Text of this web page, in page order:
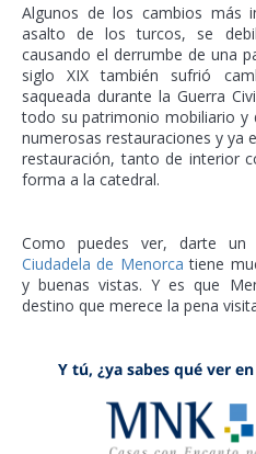
Algunos de los cambios más
asalto de los turcos, se
causando el derrumbe de una
siglo XIX también sufrió
saqueada durante la Guerra
todo su patrimonio mobiliario y
numerosas restauraciones y ya
restauración, tanto de interior
forma a la catedral.
Como puedes ver, darte
Ciudadela de Menorca tiene
y buenas vistas. Y es que
destino que merece la pena
Y tú, ¿ya sabes qué ver